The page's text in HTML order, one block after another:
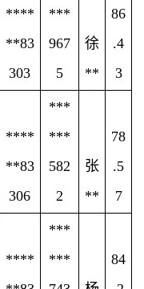
****
**83
303
***
967
5
徐
**
86
.4
3
****
**83
306
***
***
582
2
张
**
78
.5
7
****
***
***
84